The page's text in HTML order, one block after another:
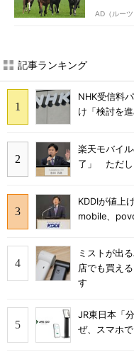
AD（ルーツ
記事ランキング
NHK受信料
け「検討を
楽天モバイ
了」 ただし
KDDIが値上
mobile、
ミストが出
店でも買え
す
JR東日本「
ぜ、スマホ